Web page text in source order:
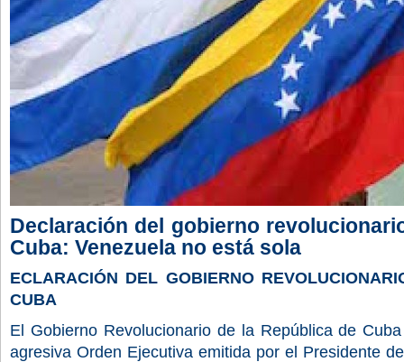
Declaración del gobierno
Cuba: Venezuela no está sola
ECLARACIÓN DEL GOBIERNO
CUBA
El Gobierno Revolucionario de la República de
agresiva Orden Ejecutiva emitida por el Presidente